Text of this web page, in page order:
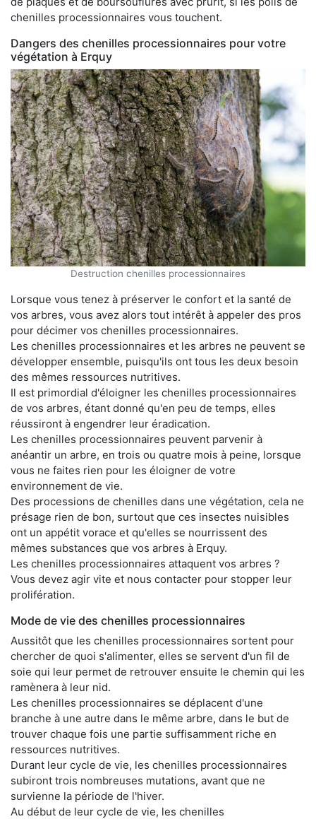
chenilles processionnaires vous touchent.
Dangers des chenilles processionnaires pour votre
végétation à Erquy
Destruction chenilles processionnaires
Lorsque vous tenez à préserver le confort et la santé de
vos arbres, vous avez alors tout intérêt à appeler des pros
pour décimer vos chenilles processionnaires.
Les chenilles processionnaires et les arbres ne peuvent se
développer ensemble, puisqu'ils ont tous les deux besoin
des mêmes ressources nutritives.
Il est primordial d'éloigner les chenilles processionnaires
de vos arbres, étant donné qu'en peu de temps, elles
réussiront à engendrer leur éradication.
Les chenilles processionnaires peuvent parvenir à
anéantir un arbre, en trois ou quatre mois à peine, lorsque
vous ne faites rien pour les éloigner de votre
environnement de vie.
Des processions de chenilles dans une végétation, cela ne
présage rien de bon, surtout que ces insectes nuisibles
ont un appétit vorace et qu'elles se nourrissent des
mêmes substances que vos arbres à Erquy.
Les chenilles processionnaires attaquent vos arbres ?
Vous devez agir vite et nous contacter pour stopper leur
prolifération.
Mode de vie des chenilles processionnaires
Aussitôt que les chenilles processionnaires sortent pour
chercher de quoi s'alimenter, elles se servent d'un fil de
soie qui leur permet de retrouver ensuite le chemin qui les
ramènera à leur nid.
Les chenilles processionnaires se déplacent d'une
branche à une autre dans le même arbre, dans le but de
trouver chaque fois une partie suffisamment riche en
ressources nutritives.
Durant leur cycle de vie, les chenilles processionnaires
subiront trois nombreuses mutations, avant que ne
survienne la période de l'hiver.
Au début de leur cycle de vie, les chenilles